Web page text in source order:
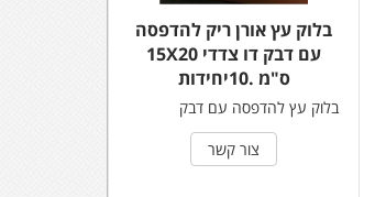
בלוק עץ אורן ריק להדפסה
עם דבק דו צדדי 15X20
ס"מ .10יחידות
בלוק עץ להדפסה עם דבק
צור קשר